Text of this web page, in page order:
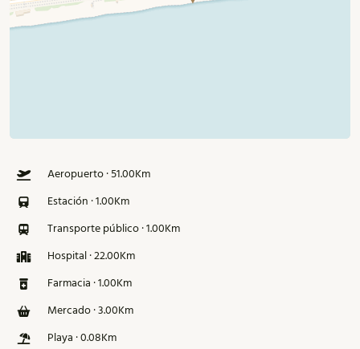
Aeropuerto · 51.00Km
Estación · 1.00Km
Transporte público · 1.00Km
Hospital · 22.00Km
Farmacia · 1.00Km
Mercado · 3.00Km
Playa · 0.08Km